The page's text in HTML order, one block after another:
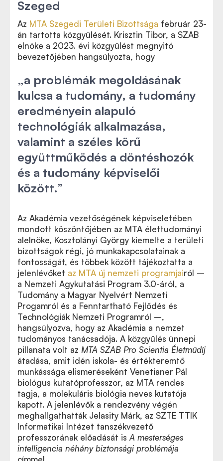
Szeged
Az MTA Szegedi Területi Bizottsága február 23-
án tartotta közgyűlését. Krisztin Tibor, a SZAB
elnöke a 2023. évi közgyűlést megnyitó
bevezetőjében hangsúlyozta, hogy
„a problémák megoldásának
kulcsa a tudomány, a tudomány
eredményein alapuló
technológiák alkalmazása,
valamint a széles körű
együttműködés a döntéshozók
és a tudomány képviselői
között.”
Az Akadémia vezetőségének képviseletében
mondott köszöntőjében az MTA élettudományi
alelnöke, Kosztolányi György kiemelte a területi
bizottságok régi, jó munkakapcsolatainak a
fontosságát, és többek között tájékoztatta a
jelenlévőket az MTA új nemzeti programjairól –
a Nemzeti Agykutatási Program 3.0-áról, a
Tudomány a Magyar Nyelvért Nemzeti
Progamról és a Fenntartható Fejlődés és
Technológiák Nemzeti Programról –,
hangsúlyozva, hogy az Akadémia a nemzet
tudományos tanácsadója. A közgyűlés ünnepi
pillanata volt az MTA SZAB Pro Scientia Életműdíj
átadása, amit idén iskola- és értékteremtő
munkássága elismeréseként Venetianer Pál
biológus kutatóprofesszor, az MTA rendes
tagja, a molekuláris biológia neves kutatója
kapott. A jelenlévők a rendezvény végén
meghallgathatták Jelasity Márk, az SZTE TTIK
Informatikai Intézet tanszékvezető
professzorának előadását is A mesterséges
intelligencia néhány biztonsági problémája